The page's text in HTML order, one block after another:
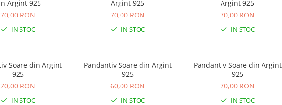
Argint 925
70,00 RON
IN STOC
Argint 925
70,00 RON
IN STOC
Argint 925
70,00 RON
IN STOC
Soare din Argint
925
70,00 RON
IN STOC
Pandantiv Soare din Argint
925
60,00 RON
IN STOC
Pandantiv Soare din Argint
925
70,00 RON
IN STOC